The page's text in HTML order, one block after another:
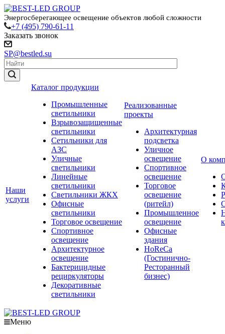
Энергосберегающее освещение объектов любой сложности
+7 (495) 790-61-11
Заказать звонок
SP@bestled.su
Наши
услуги
Каталог продукции
Промышленные
светильники
Взрывозащищенные
светильники
Сетильники для
АЗС
Уличные
светильники
Линейные
светильники
Светильники ЖКХ
Офисные
светильники
Торговое освещение
Спортивное
освещение
Архитектурное
освещение
Бактерицидные
рециркуляторы
Декоративные
светильники
Реализованные
проекты
Архитектурная
подсветка
Уличное
освещение
Спортивное
освещение
Торговое
освещение
(ритейл)
Промышленное
освещение
Офисные
здания
HoReCa
(Гостинично-
Ресторанный
бизнес)
О
Меню